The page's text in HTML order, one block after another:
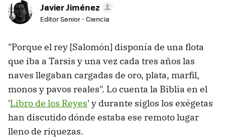
Javier Jiménez
Editor Senior - Ciencia
"Porque el rey [Salomón] disponía de una flota
que iba a Tarsis y una vez cada tres años las
naves llegaban cargadas de oro, plata, marfil,
monos y pavos reales". Lo cuenta la Biblia en el
'Libro de los Reyes' y durante siglos los exégetas
han discutido dónde estaba ese remoto lugar
lleno de riquezas.